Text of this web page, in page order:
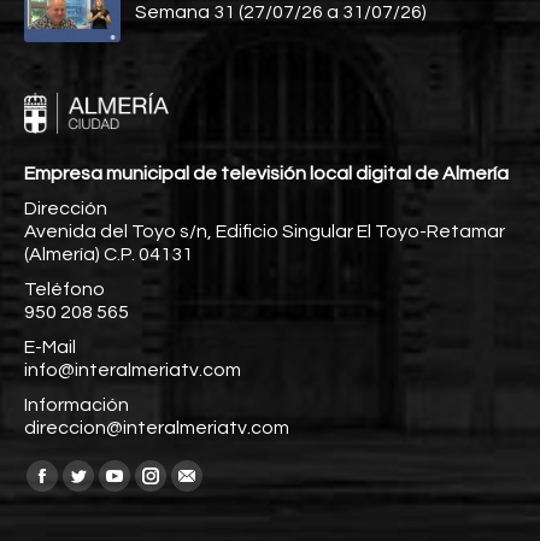
Semana 31 (27/07/26 a 31/07/26)
Empresa municipal de televisión local digital de Almería
Dirección
Avenida del Toyo s/n, Edificio Singular El Toyo-Retamar
(Almería) C.P. 04131
Teléfono
950 208 565
E-Mail
info@interalmeriatv.com
Información
direccion@interalmeriatv.com
Encuéntranos en:
Facebook
TwitterYouTube
Instagram
Mail